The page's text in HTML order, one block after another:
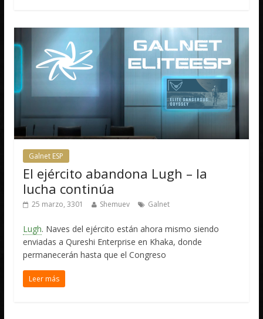
Galnet ESP
El ejército abandona Lugh – la
lucha continúa
25 marzo, 3301 Shemuev Galnet
Lugh. Naves del ejército están ahora mismo siendo
enviadas a Qureshi Enterprise en Khaka, donde
permanecerán hasta que el Congreso
Leer más